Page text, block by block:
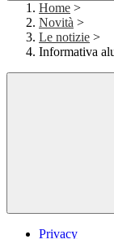
Home >
Novità >
Le notizie >
Informativa
Privacy